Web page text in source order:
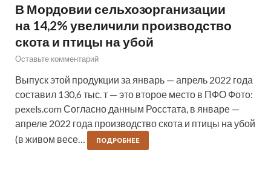
В Мордовии сельхозорганизации
на 14,2% увеличили производство
скота и птицы на убой
Оставьте комментарий
Выпуск этой продукции за январь — апрель 2022 года
составил 130,6 тыс. т — это второе место в ПФО Фото:
pexels.com Согласно данным Росстата, в январе —
апреле 2022 года производство скота и птицы на убой
(в живом весе…
ПОДРОБНЕЕ